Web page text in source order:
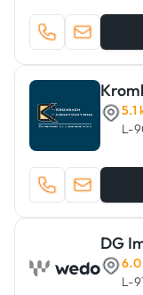
5.1
L-
DG
6.0
L-